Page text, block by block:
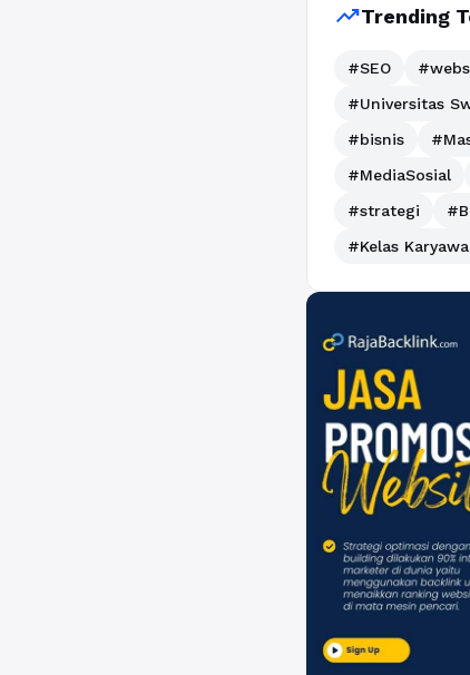
trending_upTrending
#SEO
#Universitas
#bisnis
#MediaSosial
#strategi
#Kelas